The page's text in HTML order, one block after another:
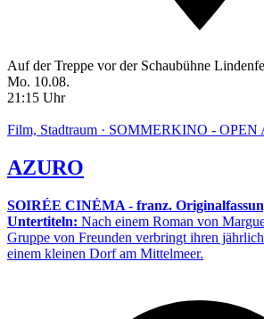
Auf der Treppe vor der Schaubühne
Mo. 10.08.
21:15 Uhr
Film, Stadtraum · SOMMERKINO - OPEN
AZURO
SOIRÉE CINÉMA - franz.
Untertiteln: Nach einem Roman von
Gruppe von Freunden verbringt ihren
einem kleinen Dorf am Mittelmeer.